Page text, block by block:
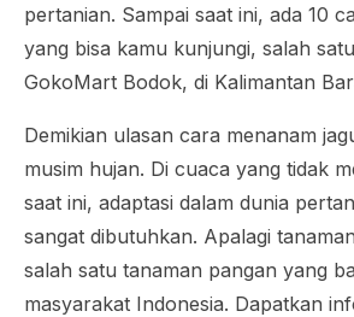
pertanian. Sampai saat ini, ada 10
yang bisa kamu kunjungi, salah
GokoMart Bodok, di Kalimantan
Demikian ulasan cara menanam
musim hujan. Di cuaca yang tidak
saat ini, adaptasi dalam dunia
sangat dibutuhkan. Apalagi
salah satu tanaman pangan yang
masyarakat Indonesia. Dapatkan